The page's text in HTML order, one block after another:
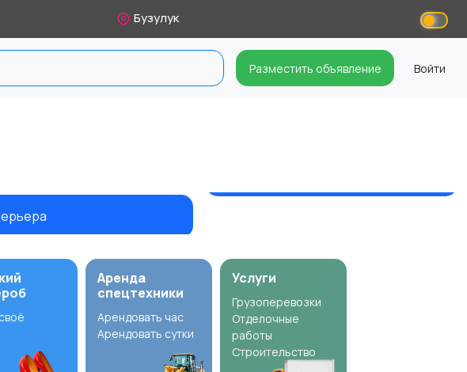
Бузулук
Разместить объявление Войти
Аренда
спецтехники
Арендовать час
Арендовать сутки
Услуги
Грузоперевозки
Отделочные
работы
Строительство